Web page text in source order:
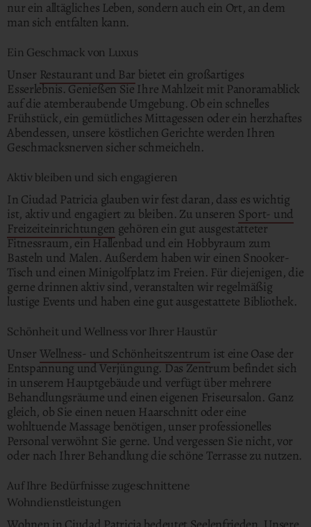
nur ein alltägliches Leben, sondern auch ein Ort, an dem
man sich entfalten kann.
Ein Geschmack von Luxus
Unser Restaurant und Bar bietet ein großartiges
Esserlebnis. Genießen Sie Ihre Mahlzeit mit Panoramablick
auf die atemberaubende Umgebung. Ob ein schnelles
Frühstück, ein gemütliches Mittagessen oder ein herzhaftes
Abendessen, unsere köstlichen Gerichte werden Ihren
Geschmacksnerven sicher schmeicheln.
Aktiv bleiben und sich engagieren
In Ciudad Patricia glauben wir fest daran, dass es wichtig
ist, aktiv und engagiert zu bleiben. Zu unseren Sport- und
Freizeiteinrichtungen gehören ein gut ausgestatteter
Fitnessraum, ein Hallenbad und ein Hobbyraum zum
Basteln und Malen. Außerdem haben wir einen Snooker-
Tisch und einen Minigolfplatz im Freien. Für diejenigen, die
gerne drinnen aktiv sind, veranstalten wir regelmäßig
lustige Events und haben eine gut ausgestattete Bibliothek.
Schönheit und Wellness vor Ihrer Haustür
Unser Wellness- und Schönheitszentrum ist eine Oase der
Entspannung und Verjüngung. Das Zentrum befindet sich
in unserem Hauptgebäude und verfügt über mehrere
Behandlungsräume und einen eigenen Friseursalon. Ganz
gleich, ob Sie einen neuen Haarschnitt oder eine
wohltuende Massage benötigen, unser professionelles
Personal verwöhnt Sie gerne. Und vergessen Sie nicht, vor
oder nach Ihrer Behandlung die schöne Terrasse zu nutzen.
Auf Ihre Bedürfnisse zugeschnittene
Wohndienstleistungen